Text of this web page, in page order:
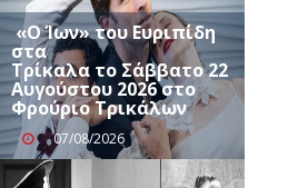
«Ο Ίων» του Ευριπίδη
στα
Τρίκαλα το Σάββατο 22
Αυγούστου 2026 στο
Φρούριο Τρικάλων
07/08/2026